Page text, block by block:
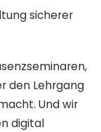
sicherer
den Lehrgang
Und wir
digital